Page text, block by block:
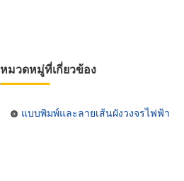
หมวดหมู่ที่เกี่ยวข้อง
แบบพิมพ์และลายเส้นผังวงจรไฟฟ้า